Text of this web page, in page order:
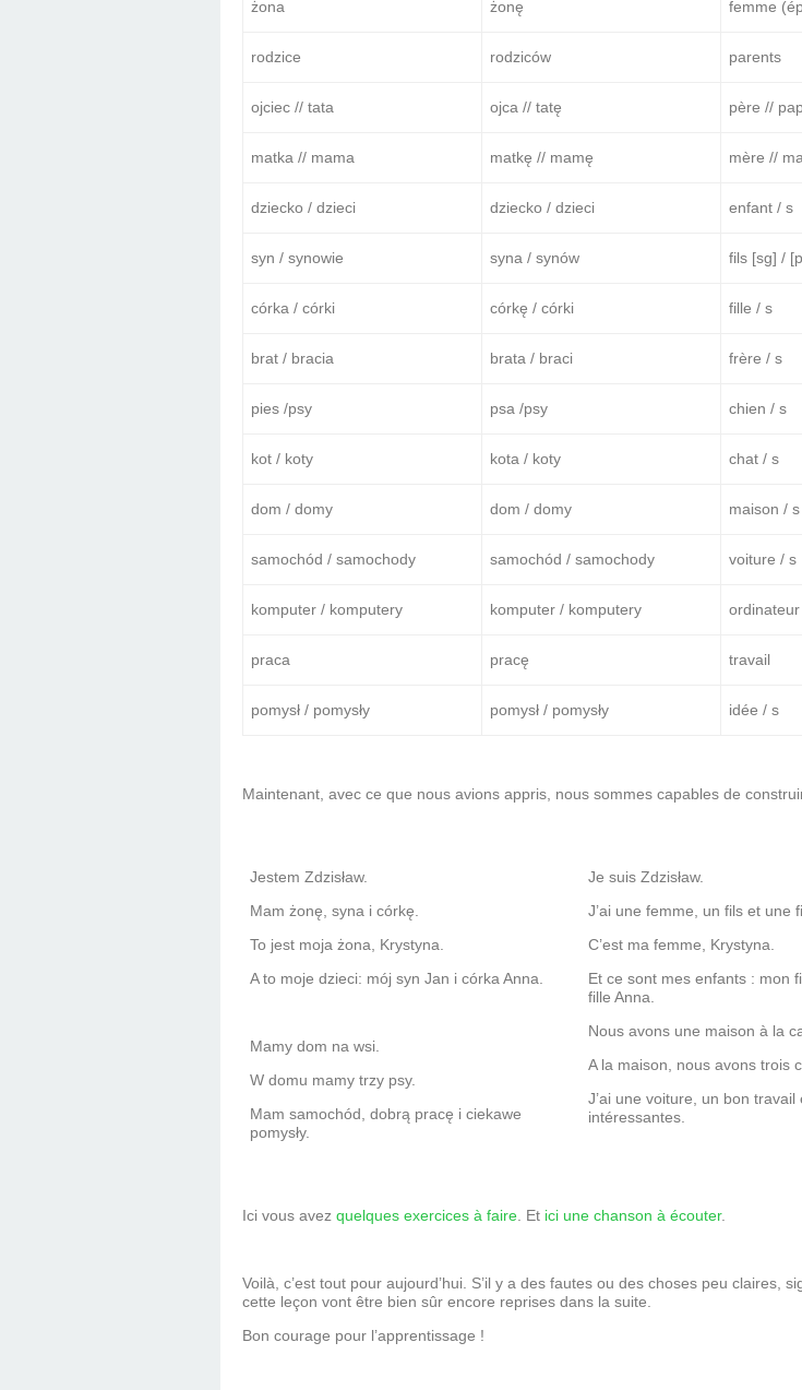
żona żonę femme
rodzice rodziców parents
ojciec // tata ojca // tatę père //
matka // mama matkę // mamę mère //
dziecko / dzieci dziecko / dzieci enfant / s
syn / synowie syna / synów fils [sg] /
córka / córki córkę / córki fille / s
brat / bracia brata / braci frère / s
pies /psy psa /psy chien / s
kot / koty kota / koty chat / s
dom / domy dom / domy maison / s
samochód / samochody samochód / samochody voiture / s
komputer / komputery komputer / komputery
praca pracę travail
pomysł / pomysły pomysł / pomysły idée / s
Maintenant, avec ce que nous avions appris, nous sommes capables de
Jestem Zdzisław.
Mam żonę, syna i córkę.
To jest moja żona, Krystyna.
A to moje dzieci: mój syn Jan i córka Anna.
Mamy dom na wsi.
W domu mamy trzy psy.
Mam samochód, dobrą pracę i ciekawe
pomysły.
Je suis Zdzisław.
J’ai une femme, un fils et une
C’est ma femme, Krystyna.
Et ce sont mes enfants : mon
fille Anna.
Nous avons une maison à la
A la maison, nous avons trois
J’ai une voiture, un bon travail
intéressantes.
Ici vous avez quelques exercices à faire. Et ici une chanson à écouter.
Voilà, c’est tout pour aujourd’hui. S’il y a des fautes ou des choses peu claires,
cette leçon vont être bien sûr encore reprises dans la suite.
Bon courage pour l’apprentissage !